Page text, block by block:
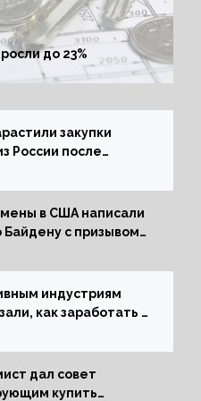
до 23%
закупки
России после
в США написали
Байдену с призывом
индустриям
как заработать 2
дал совет
купить